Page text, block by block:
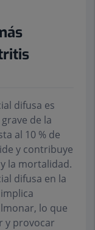
difusa es
de la
al 10 % de
y contribuye
la mortalidad.
difusa en la
lo que
y provocar